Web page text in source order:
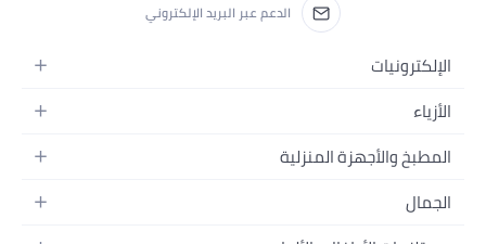
الدعم عبر البريد الإلكتروني
الإلكترونيات
الجوالات
اللابتوبات
الأجهزة المنزلية
الأزياء
أزياء نسائية
أزياء البنات
المطبخ والأجهزة المنزلية
الحمام
الجمال